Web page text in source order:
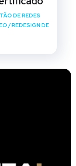
DE REDES
/REDESIGN DE